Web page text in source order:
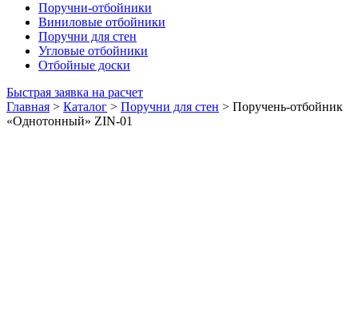
Поручни-отбойники
Виниловые отбойники
Поручни для стен
Угловые отбойники
Отбойные доски
Быстрая заявка на расчет
Главная > Каталог > Поручни для стен > Поручень-отбойник
«Однотонный» ZIN-01